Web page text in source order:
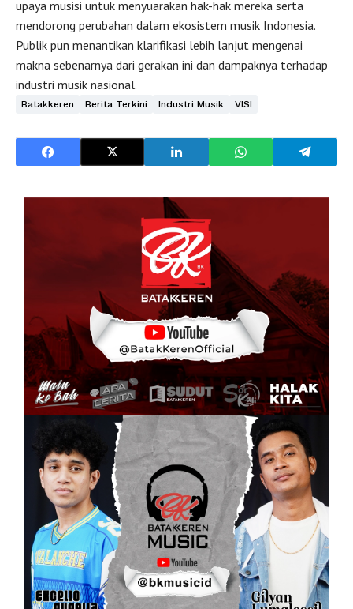
upaya musisi untuk menyuarakan hak-hak mereka serta
mendorong perubahan dalam ekosistem musik Indonesia.
Publik pun menantikan klarifikasi lebih lanjut mengenai
makna sebenarnya dari gerakan ini dan dampaknya terhadap
industri musik nasional.
Batakkeren Berita Terkini Industri Musik VISI